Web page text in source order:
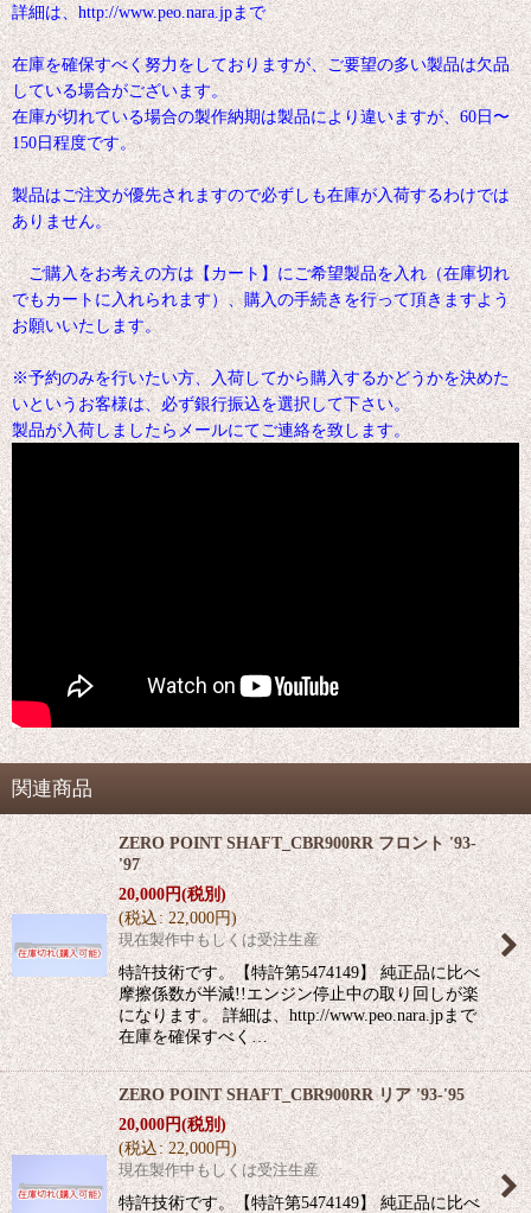
詳細は、http://www.peo.nara.jpまで
在庫を確保すべく努力をしておりますが、ご要望の多い製品は欠品
している場合がございます。
在庫が切れている場合の製作納期は製品により違いますが、60日〜
150日程度です。
製品はご注文が優先されますので必ずしも在庫が入荷するわけでは
ありません。
ご購入をお考えの方は【カート】にご希望製品を入れ（在庫切れ
でもカートに入れられます）、購入の手続きを行って頂きますよう
お願いいたします。
※予約のみを行いたい方、入荷してから購入するかどうかを決めた
いというお客様は、必ず銀行振込を選択して下さい。
製品が入荷しましたらメールにてご連絡を致します。
関連商品
ZERO POINT SHAFT_CBR900RR フロント '93-
'97
20,000円(税別)
(税込: 22,000円)
現在製作中もしくは受注生産
特許技術です。【特許第5474149】 純正品に比べ
摩擦係数が半減!!エンジン停止中の取り回しが楽
になります。 詳細は、http://www.peo.nara.jpまで
在庫を確保すべく…
ZERO POINT SHAFT_CBR900RR リア '93-'95
20,000円(税別)
(税込: 22,000円)
現在製作中もしくは受注生産
特許技術です。【特許第5474149】 純正品に比べ